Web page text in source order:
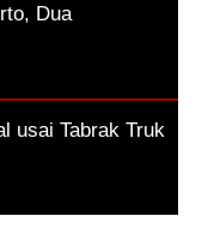
Dua
usai Tabrak Truk